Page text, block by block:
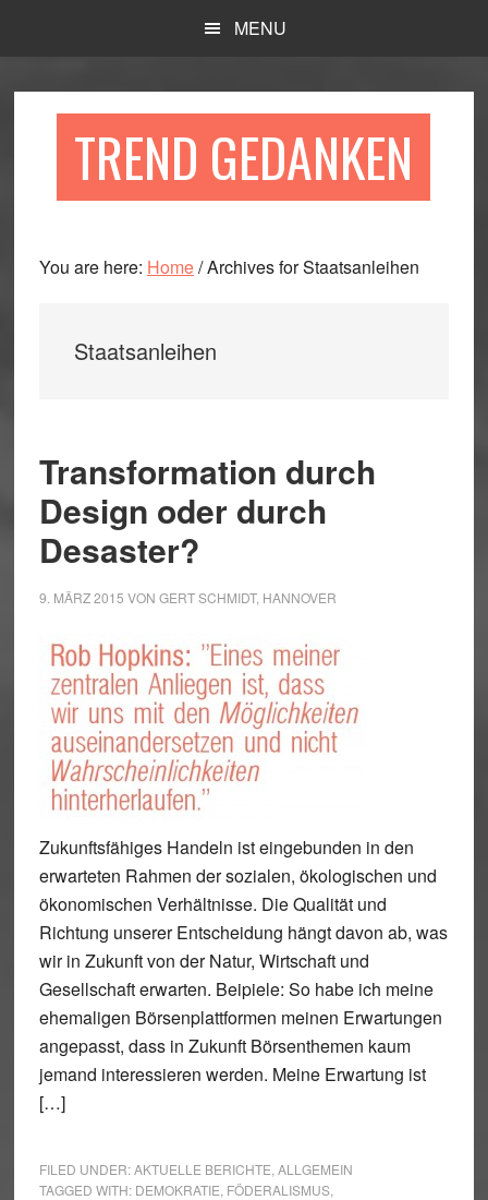
content
sidebar
MENU
TREND GEDANKEN
You are here: Home/Archives for Staatsanleihen
Staatsanleihen
Transformation durch
Design oder durch
Desaster?
9. MÄRZ 2015 VON GERT SCHMIDT, HANNOVER
Zukunftsfähiges Handeln ist eingebunden in den
erwarteten Rahmen der sozialen, ökologischen und
ökonomischen Verhältnisse. Die Qualität und
Richtung unserer Entscheidung hängt davon ab, was
wir in Zukunft von der Natur, Wirtschaft und
Gesellschaft erwarten. Beipiele: So habe ich meine
ehemaligen Börsenplattformen meinen Erwartungen
angepasst, dass in Zukunft Börsenthemen kaum
jemand interessieren werden. Meine Erwartung ist
[…]
FILED UNDER:AKTUELLE BERICHTE ALLGEMEIN
TAGGED WITH: DEMOKRATIE FÖDERALISMUS,